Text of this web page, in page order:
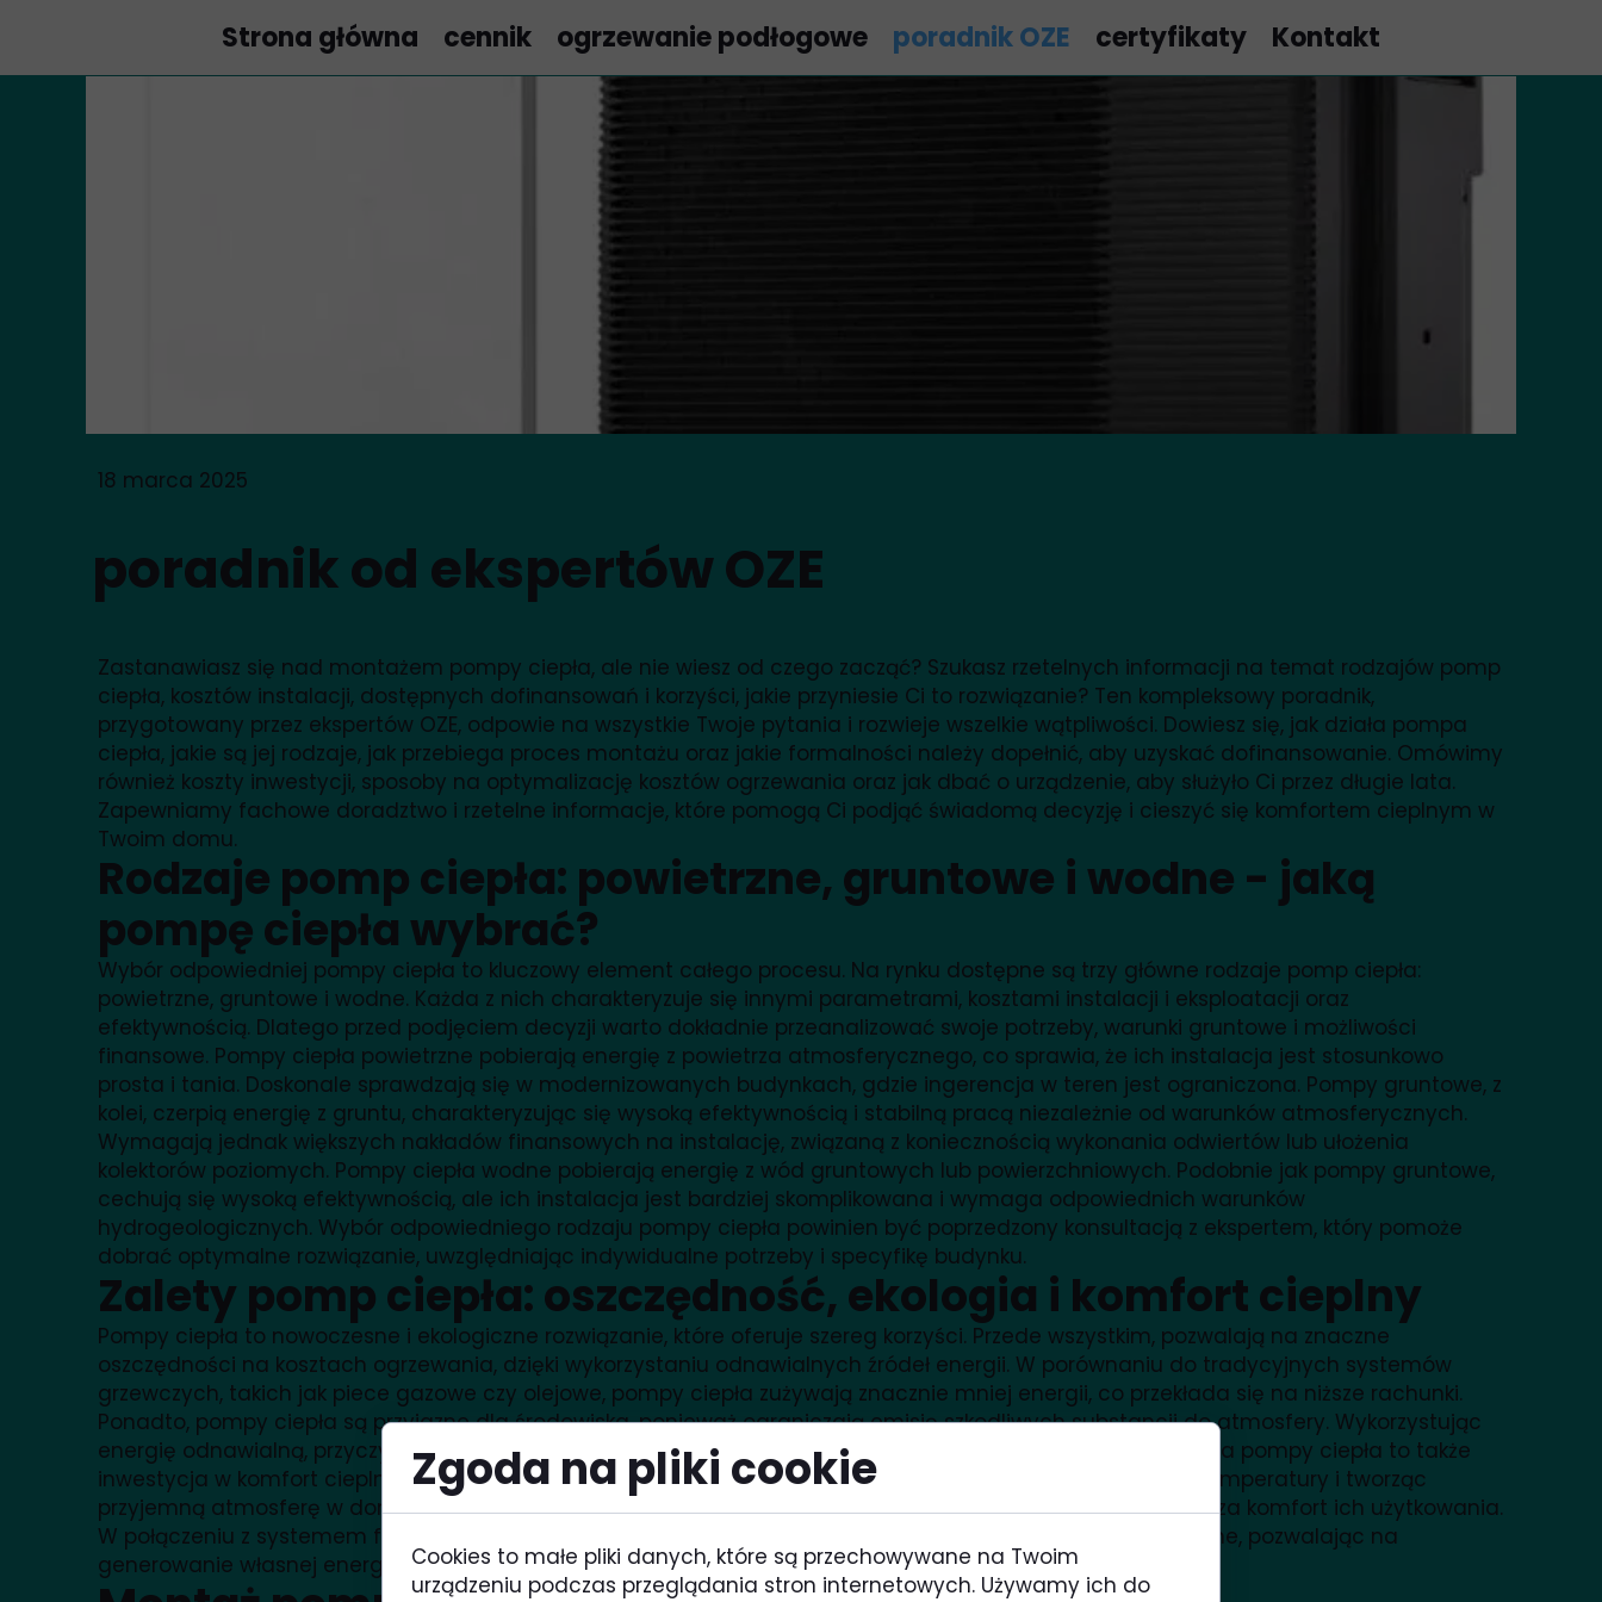
Strona główna cennik ogrzewanie podłogowe poradnik OZE certyfikaty Kontakt
18 marca 2025
poradnik od ekspertów OZE
Zastanawiasz się nad montażem pompy ciepła, ale nie wiesz od czego zacząć? Szukasz rzetelnych informacji na temat rodzajów pomp
ciepła, kosztów instalacji, dostępnych dofinansowań i korzyści, jakie przyniesie Ci to rozwiązanie? Ten kompleksowy poradnik,
przygotowany przez ekspertów OZE, odpowie na wszystkie Twoje pytania i rozwieje wszelkie wątpliwości. Dowiesz się, jak działa pompa
ciepła, jakie są jej rodzaje, jak przebiega proces montażu oraz jakie formalności należy dopełnić, aby uzyskać dofinansowanie. Omówimy
również koszty inwestycji, sposoby na optymalizację kosztów ogrzewania oraz jak dbać o urządzenie, aby służyło Ci przez długie lata.
Zapewniamy fachowe doradztwo i rzetelne informacje, które pomogą Ci podjąć świadomą decyzję i cieszyć się komfortem cieplnym w
Twoim domu.
Rodzaje pomp ciepła: powietrzne, gruntowe i wodne - jaką
pompę ciepła wybrać?
Wybór odpowiedniej pompy ciepła to kluczowy element całego procesu. Na rynku dostępne są trzy główne rodzaje pomp ciepła:
powietrzne, gruntowe i wodne. Każda z nich charakteryzuje się innymi parametrami, kosztami instalacji i eksploatacji oraz
efektywnością. Dlatego przed podjęciem decyzji warto dokładnie przeanalizować swoje potrzeby, warunki gruntowe i możliwości
finansowe. Pompy ciepła powietrzne pobierają energię z powietrza atmosferycznego, co sprawia, że ich instalacja jest stosunkowo
prosta i tania. Doskonale sprawdzają się w modernizowanych budynkach, gdzie ingerencja w teren jest ograniczona. Pompy gruntowe, z
kolei, czerpią energię z gruntu, charakteryzując się wysoką efektywnością i stabilną pracą niezależnie od warunków atmosferycznych.
Wymagają jednak większych nakładów finansowych na instalację, związaną z koniecznością wykonania odwiertów lub ułożenia
kolektorów poziomych. Pompy ciepła wodne pobierają energię z wód gruntowych lub powierzchniowych. Podobnie jak pompy gruntowe,
cechują się wysoką efektywnością, ale ich instalacja jest bardziej skomplikowana i wymaga odpowiednich warunków
hydrogeologicznych. Wybór odpowiedniego rodzaju pompy ciepła powinien być poprzedzony konsultacją z ekspertem, który pomoże
dobrać optymalne rozwiązanie, uwzględniając indywidualne potrzeby i specyfikę budynku.
Zalety pomp ciepła: oszczędność, ekologia i komfort cieplny
Pompy ciepła to nowoczesne i ekologiczne rozwiązanie, które oferuje szereg korzyści. Przede wszystkim, pozwalają na znaczne
oszczędności na kosztach ogrzewania, dzięki wykorzystaniu odnawialnych źródeł energii. W porównaniu do tradycyjnych systemów
grzewczych, takich jak piece gazowe czy olejowe, pompy ciepła zużywają znacznie mniej energii, co przekłada się na niższe rachunki.
Ponadto, pompy ciepła są przyjazne dla środowiska, ponieważ ograniczają emisję szkodliwych substancji do atmosfery. Wykorzystując
energię odnawialną, przyczyniają się do zmniejszenia śladu węglowego i poprawy jakości powietrza. Instalacja pompy ciepła to także
inwestycja w komfort cieplny. Zapewniają one równomierne ogrzewanie pomieszczeń, eliminując wahania temperatury i tworząc
przyjemną atmosferę w domu. Dodatkowo, nowoczesne pompy ciepła są ciche i łatwe w obsłudze, co zwiększa komfort ich użytkowania.
W połączeniu z systemem fotowoltaicznym, pompy ciepła stają się jeszcze bardziej ekologiczne i ekonomiczne, pozwalając na
generowanie własnej energii elektrycznej do zasilania urządzenia.
Zgoda na pliki cookie
Cookies to małe pliki danych, które są przechowywane na Twoim
urządzeniu podczas przeglądania stron internetowych. Używamy ich do